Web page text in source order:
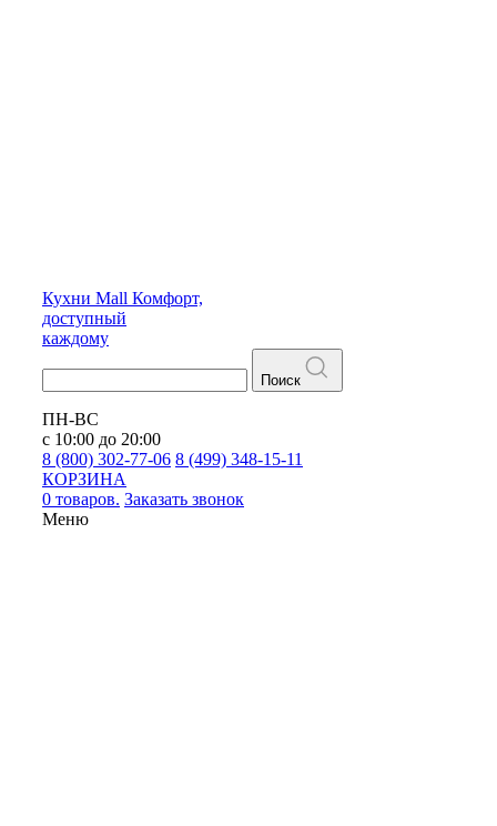
Кухни Mall Комфорт,
доступный
каждому
Поиск
ПН-ВС
с 10:00 до 20:00
8 (800) 302-77-06 8 (499) 348-15-11
КОРЗИНА
0 товаров. Заказать звонок
Меню